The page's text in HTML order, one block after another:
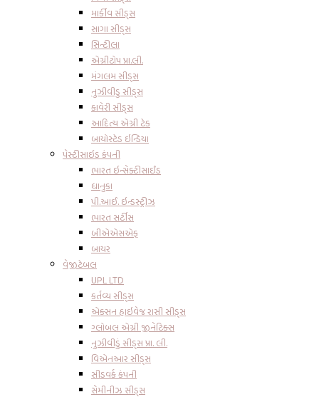
માર્કીવ સીડ્સ
સાગા સીડ્સ
સિન્ટીલા
એગ્રીટોપ પ્રા.લી.
મંગલમ સીડ્સ
નુઝીવીડુ સીડ્સ
કાવેરી સીડ્સ
આદિત્ય એગ્રી ટેક
બાયોસ્ટેડ ઇન્ડિયા
પેસ્ટીસાઇડ કંપની
ભારત ઇન્સેક્ટીસાઈડ
ધાનુકા
પી.આઈ. ઇન્ડસ્ટ્રીઝ
ભારત સર્ટીસ
બીએએસએફ
બાયર
વેજીટેબલ
UPL LTD
કર્તવ્ય સીડ્સ
એક્સન હાઇવેજ રાસી સીડ્સ
ગ્લોબલ એગ્રી જીનેટિક્સ
નુઝીવીડું સીડ્સ પ્રા. લી.
વિએનઆર સીડ્સ
સીડવર્ક કંપની
સેમીનીઝ સીડ્સ